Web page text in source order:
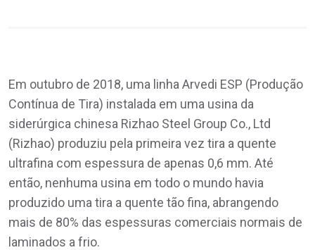
Em outubro de 2018, uma linha Arvedi ESP (Produção
Contínua de Tira) instalada em uma usina da
siderúrgica chinesa Rizhao Steel Group Co., Ltd
(Rizhao) produziu pela primeira vez tira a quente
ultrafina com espessura de apenas 0,6 mm. Até
então, nenhuma usina em todo o mundo havia
produzido uma tira a quente tão fina, abrangendo
mais de 80% das espessuras comerciais normais de
laminados a frio.